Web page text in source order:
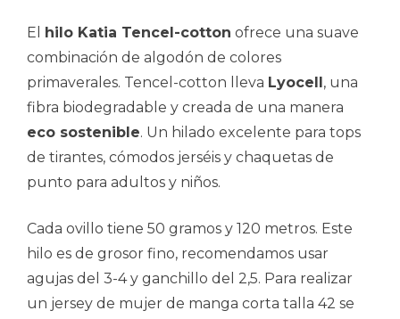
El hilo Katia Tencel-cotton ofrece una suave
combinación de algodón de colores
primaverales. Tencel-cotton lleva Lyocell , una
fibra biodegradable y creada de una manera
eco sostenible. Un hilado excelente para tops
de tirantes, cómodos jerséis y chaquetas de
punto para adultos y niños.
Cada ovillo tiene 50 gramos y 120 metros. Este
hilo es de grosor fino, recomendamos usar
agujas del 3-4 y ganchillo del 2,5. Para realizar
un jersey de mujer de manga corta talla 42 se